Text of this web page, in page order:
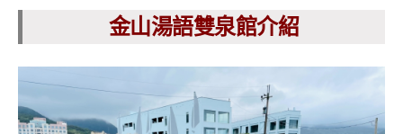
金山湯語雙泉館介紹